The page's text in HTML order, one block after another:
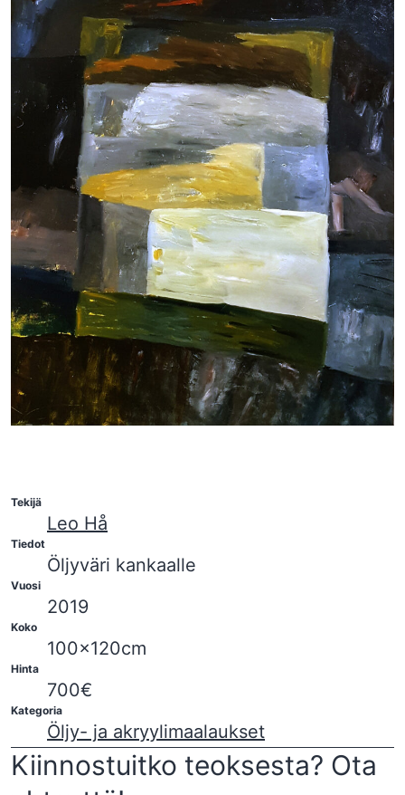
Tekijä
Leo Hå
Tiedot
Öljyväri kankaalle
Vuosi
2019
Koko
100×120cm
Hinta
700€
Kategoria
Öljy- ja akryylimaalaukset
Kiinnostuitko teoksesta? Ota